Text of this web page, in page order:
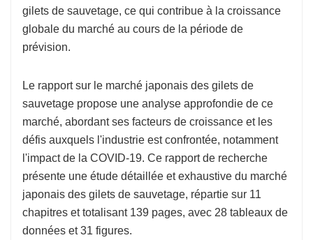
gilets de sauvetage, ce qui contribue à la croissance
globale du marché au cours de la période de
prévision.
Le rapport sur le marché japonais des gilets de
sauvetage propose une analyse approfondie de ce
marché, abordant ses facteurs de croissance et les
défis auxquels l'industrie est confrontée, notamment
l'impact de la COVID-19. Ce rapport de recherche
présente une étude détaillée et exhaustive du marché
japonais des gilets de sauvetage, répartie sur 11
chapitres et totalisant 139 pages, avec 28 tableaux de
données et 31 figures.